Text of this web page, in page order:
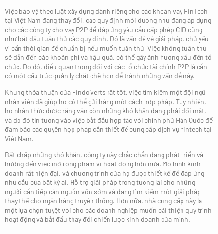
Việc bảo vệ theo luật xây dựng dành riêng cho các khoản vay FinTech
tại Việt Nam đang thay đổi, các quy định mới dường như đang áp dụng
cho các công ty cho vay P2P để đáp ứng yêu cầu cấp phép CID cũng
như bắt đầu tuân thủ các quy định. Đó là vấn đề về giải pháp, chủ yếu
vì cần thời gian để chuẩn bị nếu muốn tuân thủ. Việc không tuân thủ
sẽ dẫn đến các khoản phí và hậu quả, có thể gây ảnh hưởng xấu đến tổ
chức. Do đó, điều quan trọng đối với các tổ chức tài chính P2P là cần
có một cấu trúc quản lý chặt chẽ hơn để tránh những vấn đề này.
Khung thỏa thuận của Findo'verts rất tốt, việc tìm kiếm một đội ngũ
nhân viên đã giúp họ có thể gửi hàng một cách hợp pháp. Tuy nhiên,
họ nhận thức được rằng vẫn còn những khó khăn đang phải đối mặt,
và do đó tin tưởng vào việc bắt đầu hợp tác với chính phủ Hàn Quốc để
đảm bảo các quyền hợp pháp cần thiết để cung cấp dịch vụ fintech tại
Việt Nam.
Bất chấp những khó khăn, công ty này chắc chắn đang phát triển và
hướng đến việc mở rộng phạm vi hoạt động hơn nữa. Mô hình kinh
doanh rất hiện đại, và chương trình của họ được thiết kế để đáp ứng
nhu cầu của bất kỳ ai. Hỗ trợ giải pháp trong tương lai cho những
người cần tiếp cận nguồn vốn sớm và đang tìm kiếm một giải pháp
thay thế cho ngân hàng truyền thống. Hơn nữa, nhà cung cấp này là
một lựa chọn tuyệt vời cho các doanh nghiệp muốn cải thiện quy trình
hoạt động và bắt đầu thay đổi chiến lược kinh doanh của mình.